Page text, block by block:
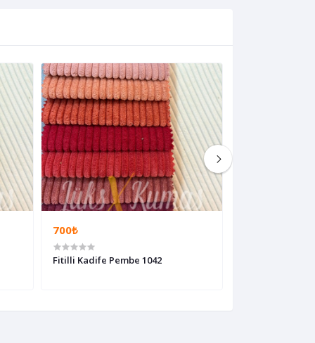
700₺
Fitilli Kadife Pembe 1042